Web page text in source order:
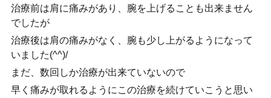
治療前は肩に痛みがあり、腕を上げることも出来ません
でしたが
治療後は肩の痛みがなく、腕も少し上がるようになって
いました(^^)/
まだ、数回しか治療が出来ていないので
早く痛みが取れるようにこの治療を続けていこうと思い